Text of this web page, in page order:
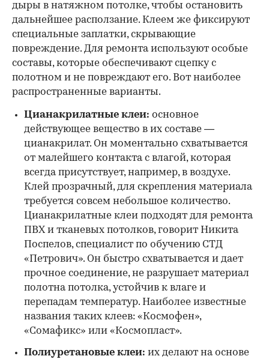
дыры в натяжном потолке, чтобы остановить
дальнейшее расползание. Клеем же фиксируют
специальные заплатки, скрывающие
повреждение. Для ремонта используют особые
составы, которые обеспечивают сцепку с
полотном и не повреждают его. Вот наиболее
распространенные варианты.
Цианакрилатные клеи: основное
действующее вещество в их составе —
цианакрилат. Он моментально схватывается
от малейшего контакта с влагой, которая
всегда присутствует, например, в воздухе.
Клей прозрачный, для скрепления материала
требуется совсем небольшое количество.
Цианакрилатные клеи подходят для ремонта
ПВХ и тканевых потолков, говорит Никита
Поспелов, специалист по обучению СТД
«Петрович». Он быстро схватывается и дает
прочное соединение, не разрушает материал
полотна потолка, устойчив к влаге и
перепадам температур. Наиболее известные
названия таких клеев: «Космофен»,
«Сомафикс» или «Космопласт».
Полиуретановые клеи: их делают на основе